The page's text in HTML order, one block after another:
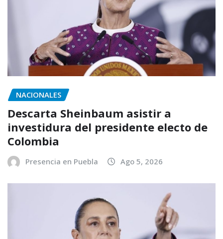
NACIONALES
Descarta Sheinbaum asistir a
investidura del presidente electo de
Colombia
Presencia en Puebla Ago 5, 2026